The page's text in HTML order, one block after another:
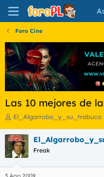
Foro Cine
Las 10 mejores de
I
i
c
i
a
d
El_Algarrobo_y_su_trabuco
Freak
3 Ago 2009